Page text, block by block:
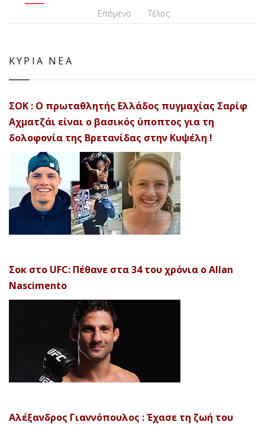
Επόμενο
Τέλος
ΚΥΡΙΑ ΝΕΑ
ΣΟΚ : Ο πρωταθλητής Ελλάδος πυγμαχίας Σαρίφ
Αχματζάι είναι ο βασικός ύποπτος για τη
δολοφονία της Βρετανίδας στην Κυψέλη !
Σοκ στο UFC: Πέθανε στα 34 του χρόνια ο Allan
Nascimento
Αλέξανδρος Γιαννόπουλος : Έχασε τη ζωή του